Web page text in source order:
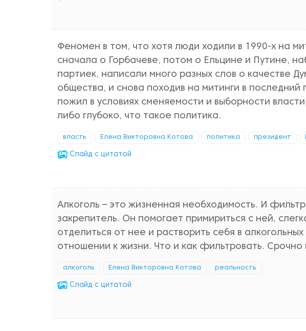
Феномен в том, что хотя люди ходили в 1990-х на
сначала о Горбачеве, потом о Ельцине и Путине,
партиек, написали много разных слов о качестве
общества, и снова походив на митинги в
пожил в условиях сменяемости и выборности
либо глубоко, что такое политика.
власть Елена Викторовна Котова политика президент
Cлайд с цитатой
Алкоголь – это жизненная необходимость. И
закрепитель. Он помогает примириться с ней,
отделиться от нее и растворить себя в
отношении к жизни. Что и как фильтровать. Срочно
алкоголь Елена Викторовна Котова реальность
Cлайд с цитатой